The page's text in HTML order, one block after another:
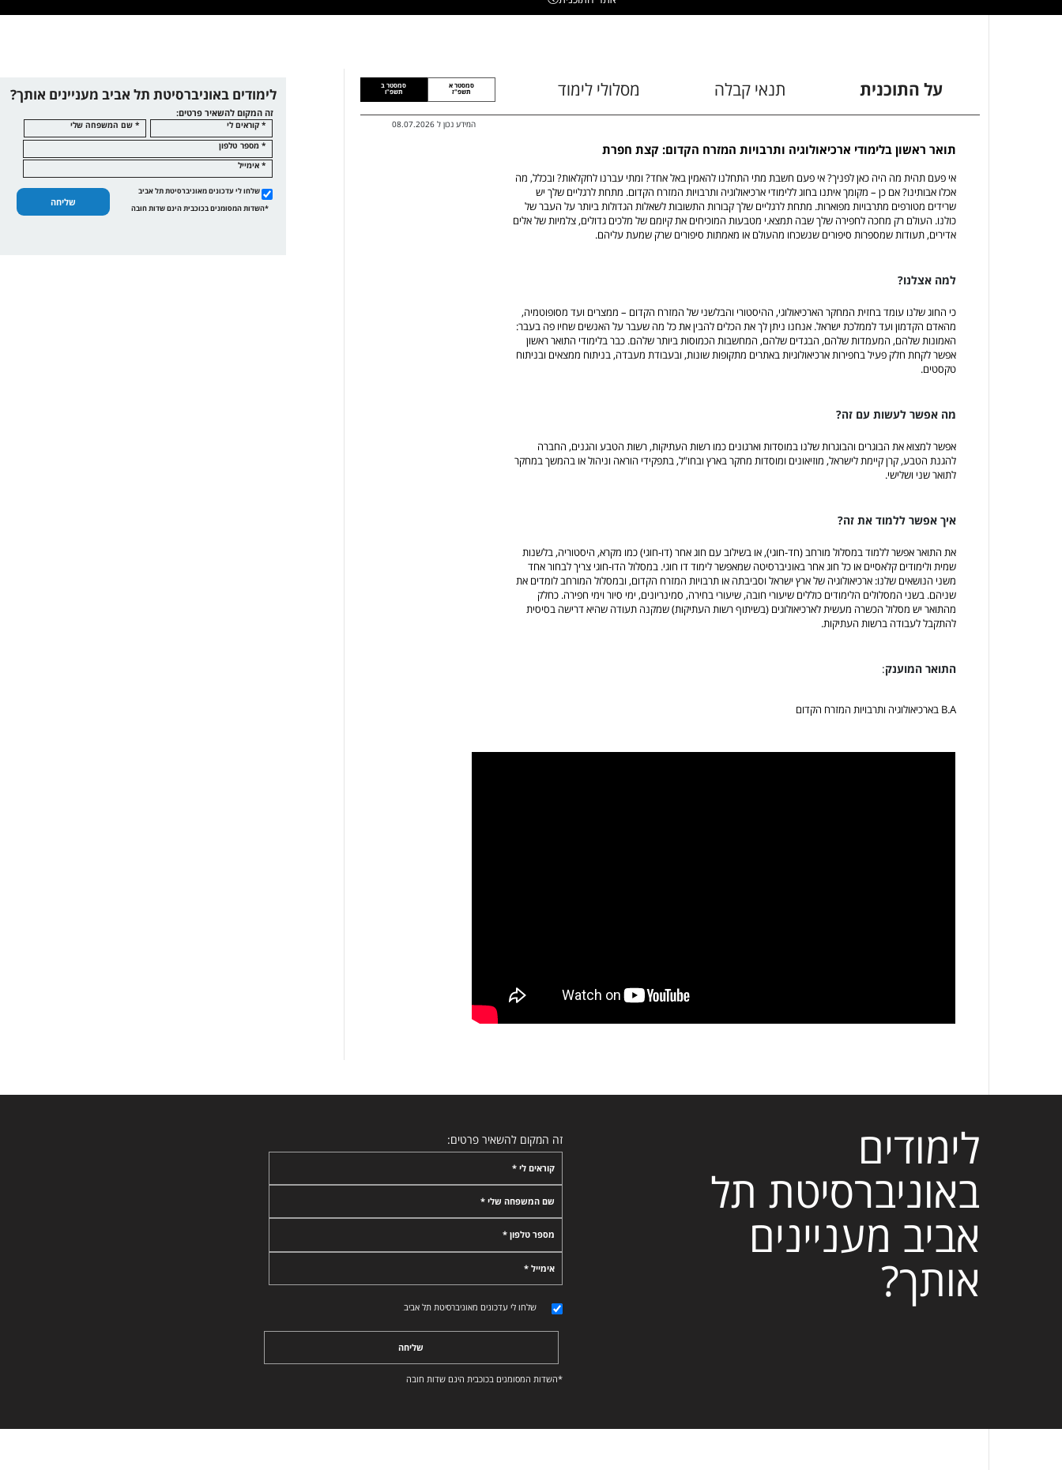
סמסטר א
תשפ"ז
סמסטר ב
תשפ"ו
המידע נכון ל 08.07.2026
על התוכנית תנאי קבלה מסלולי לימוד
תואר ראשון בלימודי ארכיאולוגיה ותרבויות המזרח הקדום: קצת חפרת
אי פעם תהית מה היה כאן לפניך? אי פעם חשבת מתי התחלנו להאמין באל אחד? ומתי עברנו לחקלאות? ובכלל, מה
אכלו אבותינו? אם כן – מקומך איתנו בחוג ללימודי ארכיאולוגיה ותרבויות המזרח הקדום. מתחת לרגליים שלך יש
שרידים מטורפים מתרבויות מפוארות. מתחת לרגליים שלך קבורות התשובות לשאלות הגדולות ביותר על העבר של
כולנו. העולם רק מחכה לחפירה שלך שבה תמצא.י מטבעות המוכיחים את קיומם של מלכים גדולים, צלמיות של אלים
אדירים, תעודות שמספרות סיפורים שנשכחו מהעולם או מאמתות סיפורים שרק שמעת עליהם.
למה אצלנו?
כי החוג שלנו עומד בחזית המחקר הארכיאולוגי, ההיסטורי והבלשני של המזרח הקדום – ממצרים ועד מסופוטמיה,
מהאדם הקדמון ועד לממלכת ישראל. אנחנו ניתן לך את הכלים להבין את כל מה שעבר על האנשים שחיו פה בעבר:
האמונות שלהם, המעמדות שלהם, הבגדים שלהם, המחשבות הכמוסות ביותר שלהם. כבר בלימודי התואר ראשון
אפשר לקחת חלק פעיל בחפירות ארכיאולוגיות באתרים מתקופות שונות, ובעבודת מעבדה, בניתוח ממצאים ובניתוח
טקסטים.
מה אפשר לעשות עם זה?
אפשר למצוא את הבוגרים והבוגרות שלנו במוסדות וארגונים כמו רשות העתיקות, רשות הטבע והגנים, החברה
להגנת הטבע, קרן קיימת לישראל, מוזיאונים ומוסדות מחקר בארץ ובחו"ל, בתפקידי הוראה וניהול או בהמשך במחקר
לתואר שני ושלישי.
איך אפשר ללמוד את זה?
את התואר אפשר ללמוד במסלול מורחב (חד-חוגי), או בשילוב עם חוג אחר (דו-חוגי) כמו מקרא, היסטוריה, בלשנות
שמית ולימודים קלאסיים או כל חוג אחר באוניברסיטה שמאפשר לימוד דו חוגי. במסלול הדו-חוגי צריך לבחור אחד
משני הנושאים שלנו: ארכיאולוגיה של ארץ ישראל וסביבתה או תרבויות המזרח הקדום, ובמסלול המורחב לומדים את
שניהם. בשני המסלולים הלימודים כוללים שיעורי חובה, שיעורי בחירה, סמינריונים, ימי סיור וימי חפירה. כחלק
מהתואר יש מסלול הכשרה מעשית לארכיאולוגים (בשיתוף רשות העתיקות) שמקנה תעודה שהיא דרישה בסיסית
להתקבל לעבודה ברשות העתיקות.
התואר המוענק:
B.A בארכיאולוגיה ותרבויות המזרח הקדום
לימודים באוניברסיטת תל אביב מעניינים אותך?
זה המקום להשאיר פרטים:
* קוראים לי
* שם המשפחה שלי
* מספר טלפון
* אימייל
שלחו לי עדכונים מאוניברסיטת תל אביב
שליחה
*השדות המסומנים בכוכבית הינם שדות חובה
לימודים
באוניברסיטת תל
אביב מעניינים
אותך?
זה המקום להשאיר פרטים:
קוראים לי *
שם המשפחה שלי *
מספר טלפון *
אימייל *
שלחו לי עדכונים מאוניברסיטת תל אביב
שליחה
*השדות המסומנים בכוכבית הינם שדות חובה